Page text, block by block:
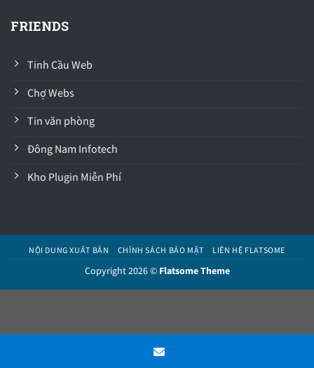
FRIENDS
Tinh Cầu Web
Chợ Webs
Tin văn phòng
Đông Nam Infotech
Kho Plugin Miễn Phí
NỘI DUNG XUẤT BẢN CHÍNH SÁCH BẢO MẬT LIÊN HỆ FLATSOME
Copyright 2026 © Flatsome Theme